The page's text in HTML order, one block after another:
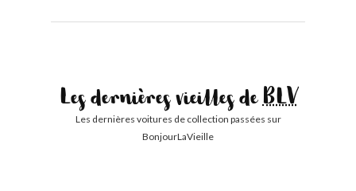
Les dernières vieilles deBLV
Les dernières voitures de collection passées sur
BonjourLaVieille